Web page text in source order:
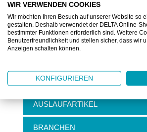
ABSORBER UND
BINDEMITTEL
ENTSORGUNG
MEDICAL
AUSLAUFARTIKEL
BRANCHEN
WIR VERWENDEN COOKIES
Wir möchten Ihren Besuch auf unserer Website so
gestalten. Deshalb verwendet der DELTA Online-
bestimmter Funktionen erforderlich sind. Weitere
Benutzerfreundlichkeit und stellen sicher, dass wir
Anzeigen schalten können.
KONFIGURIEREN